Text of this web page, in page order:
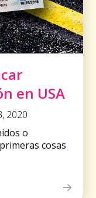
en USA
2020
o
cosas